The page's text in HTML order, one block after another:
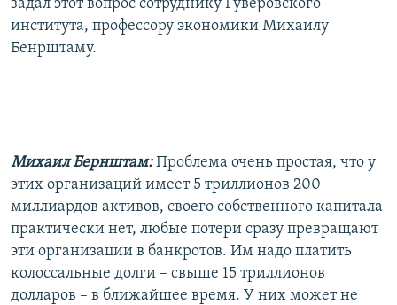
задал этот вопрос сотруднику Гуверовского
института, профессору экономики Михаилу
Бенрштаму.
Михаил Бернштам:Проблема очень простая, что у
этих организаций имеет 5 триллионов 200
миллиардов активов, своего собственного капитала
практически нет, любые потери сразу превращают
эти организации в банкротов. Им надо платить
колоссальные долги – свыше 15 триллионов
долларов – в ближайшее время. У них может не